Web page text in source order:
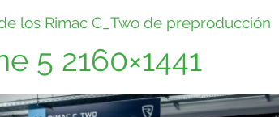
los Rimac C_Two de preproducción
5 2160×1441